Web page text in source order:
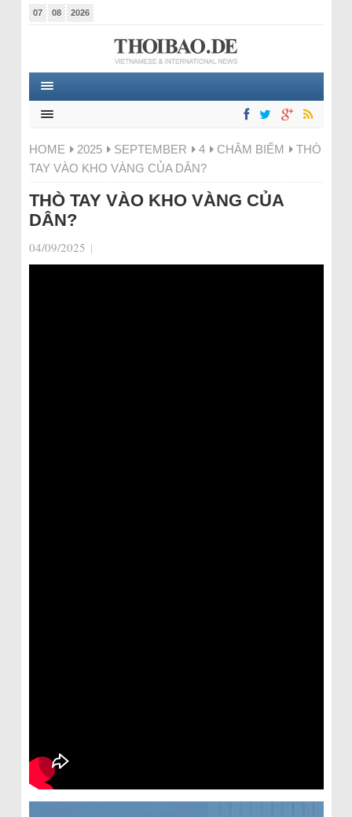
07 08 2026
HOME 2025 SEPTEMBER 4 CHÂM BIẾM
THÒ
TAY VÀO KHO VÀNG CỦA DÂN?
THÒ TAY VÀO KHO VÀNG CỦA
DÂN?
04/09/2025 |